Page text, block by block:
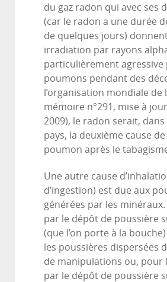
du gaz radon qui avec ses
(car le radon a une durée
de quelques jours)
irradiation par rayons
particulièrement agressive
poumons pendant des
l’organisation mondiale de
mémoire n°291, mise à
2009), le radon serait,
pays, la deuxième cause
poumon après le
Une autre cause
d’ingestion) est due aux
générées par les minéraux.
par le dépôt de poussière
(que l’on porte à la
les poussières dispersées
de manipulations ou, pour
par le dépôt de poussière